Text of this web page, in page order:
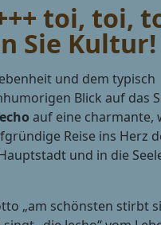
toi, toi,
Sie Kultur!
und dem typisch
Blick auf das
auf eine charmante,
Reise ins Herz
und in die
„am schönsten stirbt